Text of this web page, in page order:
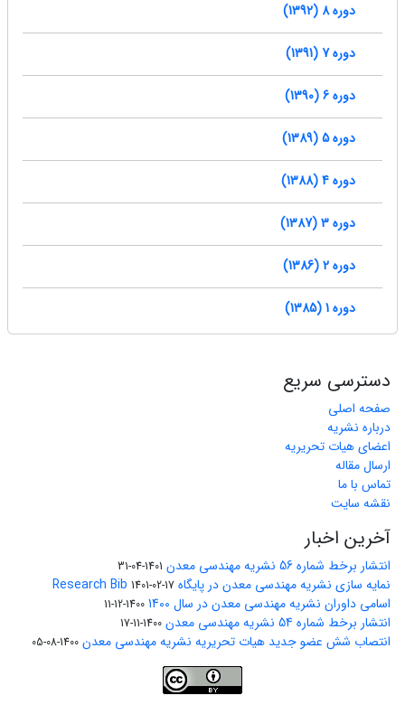
دوره 8 (1392)
دوره 7 (1391)
دوره 6 (1390)
دوره 5 (1389)
دوره 4 (1388)
دوره 3 (1387)
دوره 2 (1386)
دوره 1 (1385)
دسترسی سریع
صفحه اصلی
درباره نشریه
اعضای هیات تحریریه
ارسال مقاله
تماس با ما
نقشه سایت
آخرین اخبار
انتشار برخط شماره 56 نشریه مهندسی معدن 1401-04-31
نمایه سازی نشریه مهندسی معدن در پایگاه Research Bib 1401-02-17
اسامی داوران نشریه مهندسی معدن در سال 1400 1400-12-11
انتشار برخط شماره 54 نشریه مهندسی معدن 1400-11-17
انتصاب شش عضو جدید هیات تحریریه نشریه مهندسی معدن 1400-08-05